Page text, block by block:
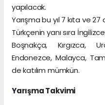
yapılacak.
Yarışma bu yıl 7 kıta ve
Türkçenin yanı sıra
Boşnakça, Kırgızca,
Endonezce, Malayca,
de katılım mümkün.
Yarışma Takvimi